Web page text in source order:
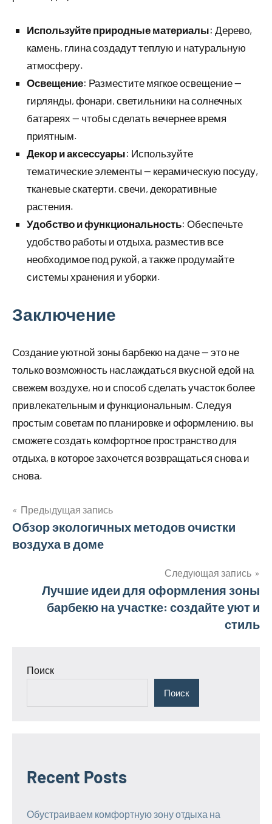
Используйте природные материалы: Дерево,
камень, глина создадут теплую и натуральную
атмосферу.
Освещение: Разместите мягкое освещение —
гирлянды, фонари, светильники на солнечных
батареях — чтобы сделать вечернее время
приятным.
Декор и аксессуары: Используйте
тематические элементы — керамическую посуду,
тканевые скатерти, свечи, декоративные
растения.
Удобство и функциональность: Обеспечьте
удобство работы и отдыха, разместив все
необходимое под рукой, а также продумайте
системы хранения и уборки.
Заключение
Создание уютной зоны барбекю на даче — это не
только возможность наслаждаться вкусной едой на
свежем воздухе, но и способ сделать участок более
привлекательным и функциональным. Следуя
простым советам по планировке и оформлению, вы
сможете создать комфортное пространство для
отдыха, в которое захочется возвращаться снова и
снова.
Навигация
по
Предыдущая запись
Обзор экологичных методов очистки
воздуха в доме
Следующая запись
Лучшие идеи для оформления зоны
барбекю на участке: создайте уют и
стиль
Поиск
Поиск
Recent Posts
Обустраиваем комфортную зону отдыха на